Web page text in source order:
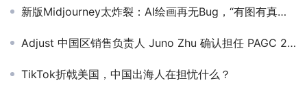
新版Midjourney太炸裂：AI绘画再无Bug，“有图有真相”时代彻底过去
Adjust 中国区销售负责人 Juno Zhu 确认担任 PAGC 2025丨第五届全球产品与增长展会 短剧出海增长峰会演讲嘉宾
TikTok折戟美国，中国出海人在担忧什么？